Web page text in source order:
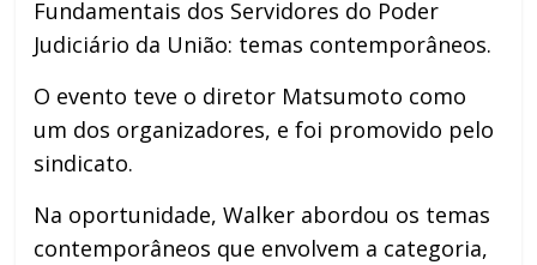
Fundamentais dos Servidores do Poder
Judiciário da União: temas contemporâneos.
O evento teve o diretor Matsumoto como
um dos organizadores, e foi promovido pelo
sindicato.
Na oportunidade, Walker abordou os temas
contemporâneos que envolvem a categoria,